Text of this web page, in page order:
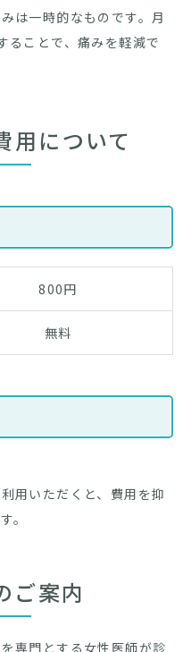
は一時的なものです。月
ることで、痛みを軽減で
用について
800円
無料
用いただくと、費用を抑
。
ご案内
専門とする女性医師が診